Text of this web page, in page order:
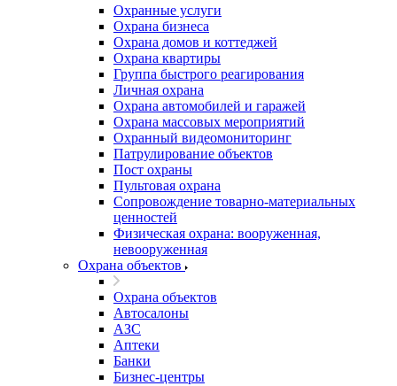
Охранные услуги
Охрана бизнеса
Охрана домов и коттеджей
Охрана квартиры
Группа быстрого реагирования
Личная охрана
Охрана автомобилей и гаражей
Охрана массовых мероприятий
Охранный видеомониторинг
Патрулирование объектов
Пост охраны
Пультовая охрана
Сопровождение товарно-материальных
ценностей
Физическая охрана: вооруженная,
невооруженная
Охрана объектов
Охрана объектов
Автосалоны
АЗС
Аптеки
Банки
Бизнес-центры